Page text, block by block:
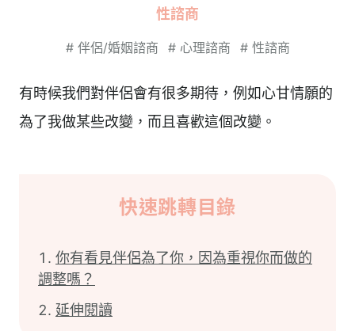
性諮商
# 伴侶/婚姻諮商 # 心理諮商 # 性諮商
有時候我們對伴侶會有很多期待，例如心甘情願的
為了我做某些改變，而且喜歡這個改變。
快速跳轉目錄
你有看見伴侶為了你，因為重視你而做的
調整嗎？
延伸閱讀